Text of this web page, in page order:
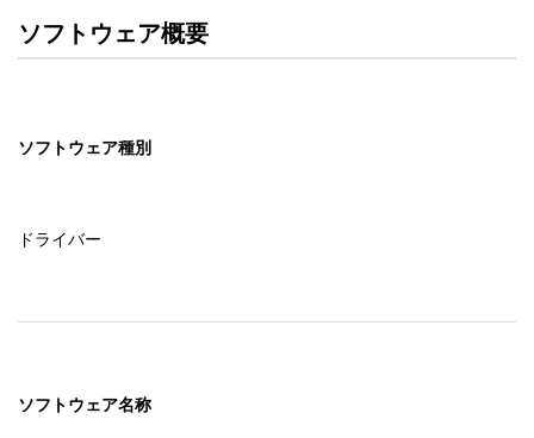
ソフトウェア概要
ソフトウェア種別
ドライバー
ソフトウェア名称